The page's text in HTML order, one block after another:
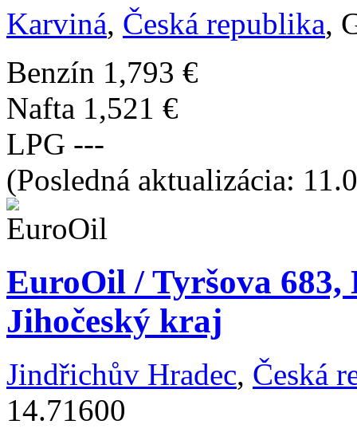
Karviná, Česká republika,
Benzín 1,793 €
Nafta 1,521 €
LPG ---
(Posledná aktualizácia:
EuroOil / Tyršova
Jihočeský kraj
Jindřichův Hradec, Česká
14.71600